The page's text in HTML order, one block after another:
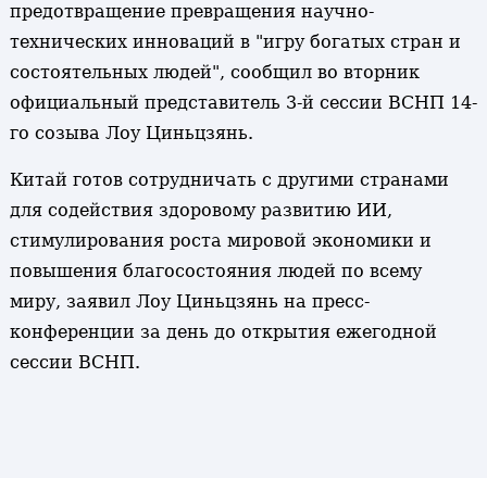
предотвращение превращения научно-
технических инноваций в "игру богатых стран и
состоятельных людей", сообщил во вторник
официальный представитель 3-й сессии ВСНП 14-
го созыва Лоу Циньцзянь.
Китай готов сотрудничать с другими странами
для содействия здоровому развитию ИИ,
стимулирования роста мировой экономики и
повышения благосостояния людей по всему
миру, заявил Лоу Циньцзянь на пресс-
конференции за день до открытия ежегодной
сессии ВСНП.